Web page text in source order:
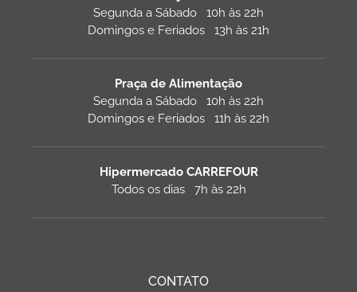
Segunda a Sábado 10h às 22h
Domingos e Feriados 13h às 21h
Praça de Alimentação
Segunda a Sábado 10h às 22h
Domingos e Feriados 11h às 22h
Hipermercado CARREFOUR
Todos os dias 7h às 22h
CONTATO